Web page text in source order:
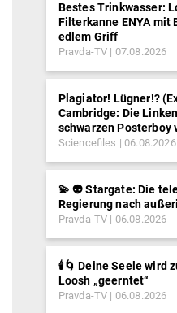
Bestes Trinkwasser:
Filterkanne ENYA mit
edlem Griff
Pravda-TV 07.08.2026
Plagiator! Lügner!?
Cambridge: Die
schwarzen Posterboy
Sciencefiles 06.08.2026
💫 👽 Stargate: Die
Regierung nach
Pravda-TV 06.08.2026
🕯️🌀 Deine Seele wird
Loosh „geerntet“
Pravda-TV 06.08.2026